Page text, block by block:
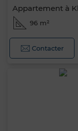
Appartement à
96 m²
Contacter